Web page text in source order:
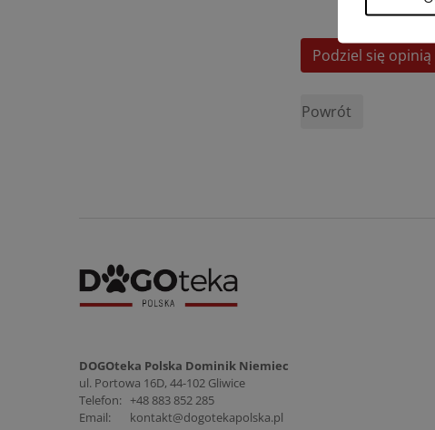
Podziel się opinią
Powrót
DOGOteka Polska Dominik Niemiec
ul. Portowa 16D, 44-102 Gliwice
Telefon: +48 883 852 285
Email:
kontakt@dogotekapolska.pl